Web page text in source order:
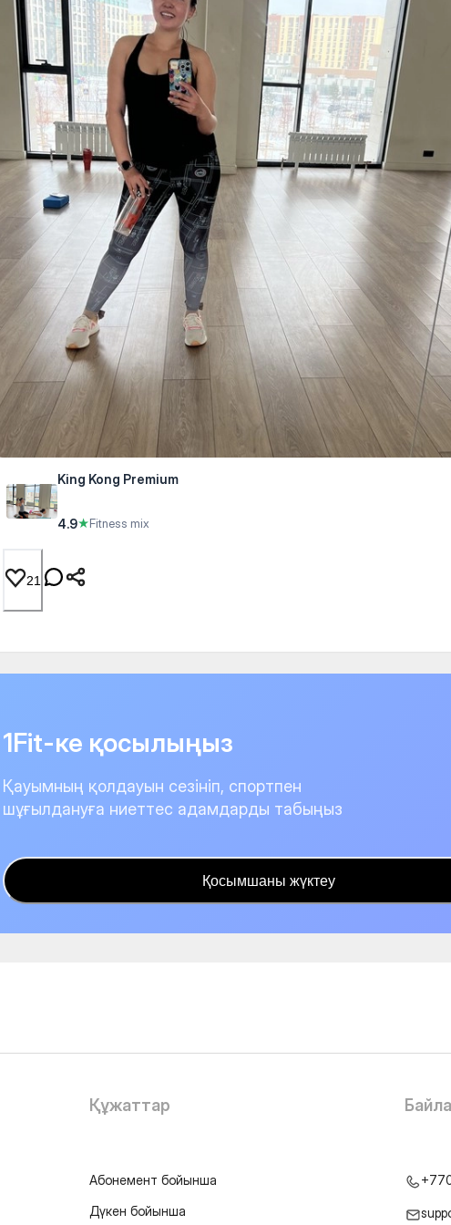
King Kong Premium
4.9★Fitness mix
21
1Fit-ке қосылыңыз
Қауымның қолдауын сезініп, спортпен
шұғылдануға ниеттес адамдарды табыңыз
Қосымшаны жүктеу
Құжаттар
Абонемент бойынша
Дүкен бойынша